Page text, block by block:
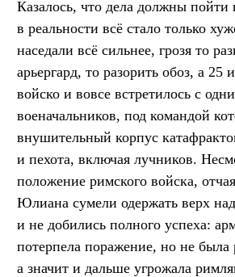
Казалось, что дела должны пойти
в реальности всё стало только
наседали всё сильнее, грозя то
арьергард, то разорить обоз, а 25
войско и вовсе встретилось с
военачальников, под командой
внушительный корпус
и пехота, включая лучников.
положение римского войска,
Юлиана сумели одержать верх
и не добились полного успеха:
потерпела поражение, но не была
а значит и дальше угрожала